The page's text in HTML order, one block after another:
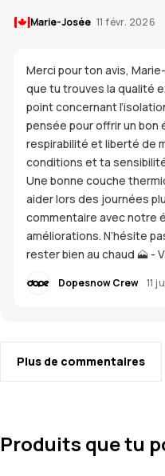
Marie-Josée 11 févr. 2026
Merci pour ton avis,
que tu trouves la qualité
point concernant
pensée pour offrir un bon
respirabilité et liberté de
conditions et ta
Une bonne couche
aider lors des journées
commentaire avec notre
améliorations. N’hésite
rester bien au chaud 🗻 -
Dopesnow Crew 11
Plus de commentaires
Produits que tu